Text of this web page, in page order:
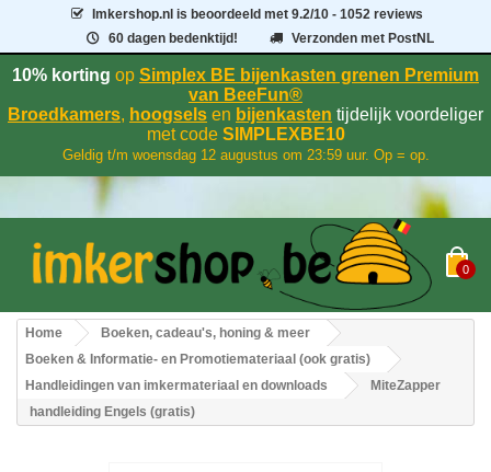
Imkershop.nl is beoordeeld met9.2/10 - 1052 reviews
60 dagen bedenktijd!
Verzonden met PostNL
10% korting op Simplex BE bijenkasten grenen Premium
van BeeFun®
Broedkamers, hoogsels en bijenkasten tijdelijk voordeliger
met codeSIMPLEXBE10
Geldig t/m woensdag 12 augustus om 23:59 uur. Op = op.
0
Home
Boeken, cadeau's, honing & meer
Boeken & Informatie- en Promotiemateriaal (ook gratis)
Handleidingen van imkermateriaal en downloads
MiteZapper
handleiding Engels (gratis)